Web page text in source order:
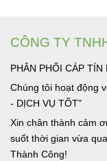
CÔNG TY
PHÂN PHỐI CÁP
Chúng tôi hoạt động
- DỊCH VỤ TỐT"
Xin chân thành cảm
suốt thời gian vừa
Thành Công!